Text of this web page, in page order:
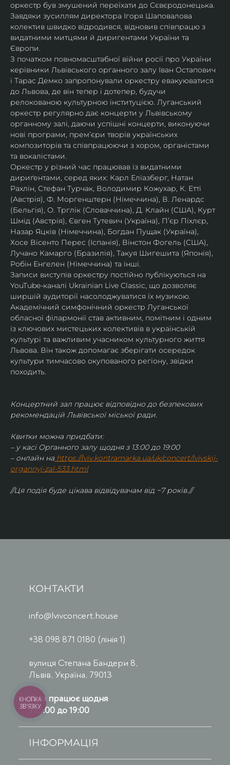
оркестр був змушений переїхати до Сєвєродонецька.
Завдяки зусиллям директора Ігоря Шаповалова
колектив швидко відродився, відновив співпрацю з
видатними митцями й диригентами України та
Європи.
З початком повномасштабної війни росії про України
керівники Львівського органного залу Іван Остапович
і Тарас Демко запропонували оркестру евакуюватися
до Львова, де він тепер і дотепер, будучи
релокованою культурною інституцією. Луганський
оркестр регулярно дає концерти у Львівському
органному залі, даючи успішні концерти, виконуючи
нові програми, прем’єри творів українських
композиторів та співпрацюючи з хором, органістами
та вокалістами.
Оркестр у різний час працював із видатними
дириґентами, серед яких: Карл Еліазберг, Натан
Рахлін, Стефан Турчак, Володимир Кожухар, К. Етті
(Австрія), Ф. Моргенштерн (Німеччина), В. Ленардс
(Бельгія), О. Трглік (Словаччина), Д. Клайн (США), Курт
Шмід (Австрія), Євген Тутевич (Україна), П’єр Піхлєр,
Назар Яцків (Німеччина), Богдан Пущак (Україна),
Хосе Вісенто Перес (Іспанія), Вінстон Фогель (США),
Лучано Камарго (Бразилія), Такуя Шигешита (Японія),
Робін Енгелен (Німеччина) та інші.
Записи виступів оркестру постійно публікуються на
YouTube-каналі Ukrainian Live Classic, що дозволяє
ширшій аудиторії насолоджуватися їх музикою​.
Академічний симфонічний оркестр Луганської
обласної філармонії став активним, помітним і одним
із ключових мистецьких колективів в українській
культурі та важливим учасником культурного життя
Львова. Він також допомагає зберігати осередок
культури тимчасово окупованого регіону, звідки
походить.
Концертний зал працює відповідно до безпекових
рекомендацій Львівської міської ради.
Квитки можна придбати:
– у касі Органного залу щодня з 13:00 до 19:00
– онлайн на https://lviv.kontramarka.ua/uk/concert/lvivskij-
organnyj-zal-533.html
//Ця подія буде цікава відвідувачам від ~7 років.//
КОНТАКТИ
info@lvivconcert.house
+38 098 871 0180 (лінія 1)
вулиця Степана Бандери 8,
Львів, Україна, 79013
Каса працює щодня
з 13:00 до 19:00
ІНФОРМАЦІЯ
КНОПКА
ЗВ'ЯЗКУ